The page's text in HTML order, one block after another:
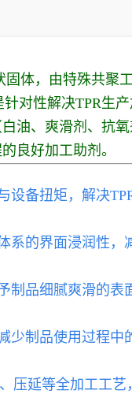
体，由特殊共聚
对性解决TPR生
油、爽滑剂、抗氧
良好加工助剂。
设备扭矩，解决
系的界面浸润性
制品细腻爽滑的
少制品使用过程中
压延等全加工工